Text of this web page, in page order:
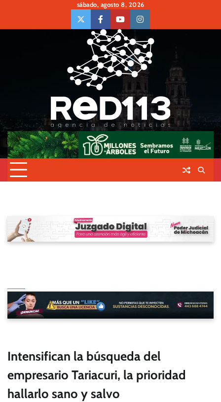
content
sábado, agosto 8, 2026
twiter Face Youtubeinsta
Intensifican la búsqueda del
empresario Tariacuri, la prioridad
hallarlo sano y salvo